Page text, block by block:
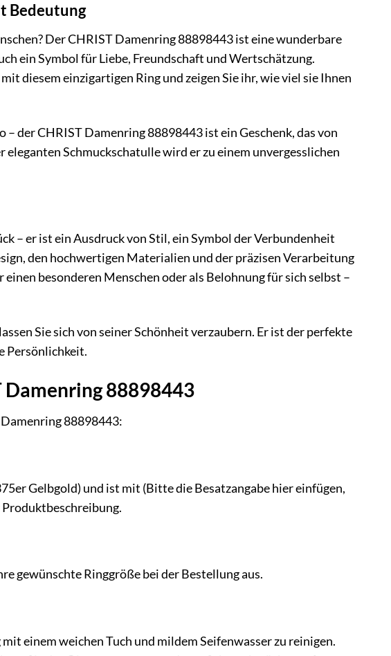
Bedeutung
Der CHRIST Damenring 88898443 ist eine wunderbare
ein Symbol für Liebe, Freundschaft und Wertschätzung.
diesem einzigartigen Ring und zeigen Sie ihr, wie viel sie Ihnen
der CHRIST Damenring 88898443 ist ein Geschenk, das von
Schmuckschatulle wird er zu einem unvergesslichen
– er ist ein Ausdruck von Stil, ein Symbol der Verbundenheit
den hochwertigen Materialien und der präzisen Verarbeitung
besonderen Menschen oder als Belohnung für sich selbst –
Sie sich von seiner Schönheit verzaubern. Er ist der perfekte
Persönlichkeit.
Damenring 88898443
88898443:
Gelbgold) und ist mit (Bitte die Besatzangabe hier einfügen,
gewünschte Ringgröße bei der Bestellung aus.
einem weichen Tuch und mildem Seifenwasser zu reinigen.